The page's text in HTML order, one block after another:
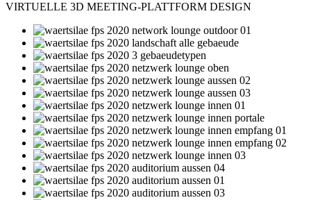
VIRTUELLE 3D MEETING-PLATTFORM DESIGN